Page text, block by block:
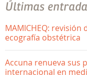
Últimas
MAMICHEQ:
ecografía obstétrica
Accuna renueva sus
internacional en